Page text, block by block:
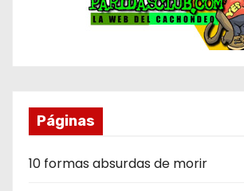
Páginas
10 formas absurdas de morir